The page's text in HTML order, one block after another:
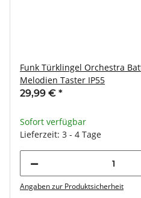
Funk Türklingel Orchestra
Melodien Taster IP55
29,99 € *
Sofort verfügbar
Lieferzeit: 3 - 4 Tage
Angaben zur Produktsicherheit